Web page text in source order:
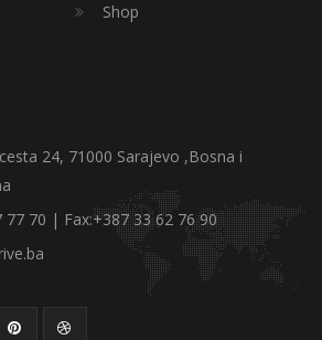
Shop
24, 71000 Sarajevo ,Bosna i
77 70 | Fax:+387 33 62 76 90